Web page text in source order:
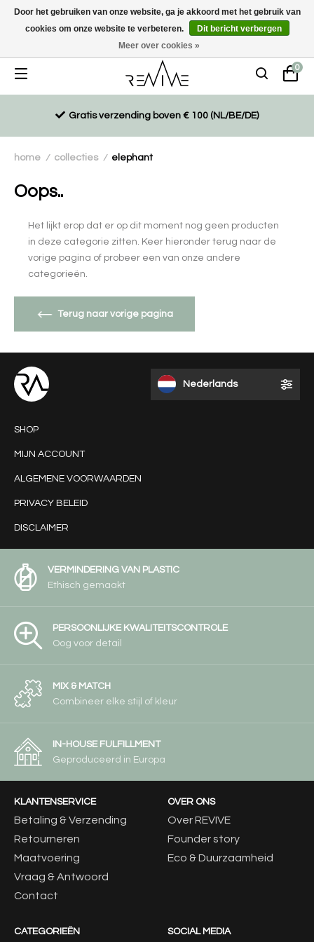
Duurzaam, eco-vriendelijk en ethisch gemaakte producten
0
Gratis verzending boven € 100 (NL/BE/DE)
home / collecties / elephant
Oops..
Het lijkt erop dat er op dit moment nog geen producten
in deze categorie zitten. Keer hieronder terug naar de
vorige pagina of probeer een van onze andere
categorieën.
Terug naar vorige pagina
Nederlands
SHOP
MIJN ACCOUNT
ALGEMENE VOORWAARDEN
PRIVACY BELEID
DISCLAIMER
VERMINDERING VAN PLASTIC
Ethisch gemaakt
PERSOONLIJKE KWALITEITSCONTROLE
Oog voor detail
MIX & MATCH
Combineer elke stijl of kleur
IN-HOUSE FULFILLMENT
Geproduceerd in Europa
KLANTENSERVICE
Betaling & Verzending
Retourneren
Maatvoering
Vraag & Antwoord
Contact
OVER ONS
Over REVIVE
Founder story
Eco & Duurzaamheid
CATEGORIEËN SOCIAL MEDIA
Door het gebruiken van onze website, ga je akkoord met het gebruik van
cookies om onze website te verbeteren.
Dit bericht verbergen
Meer over cookies »